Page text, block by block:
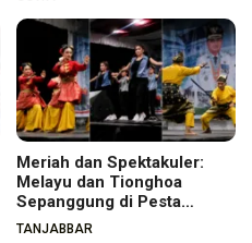
Meriah dan Spektakuler:
Melayu dan Tionghoa
Sepanggung di Pesta
Budaya Tanjabbar
TANJABBAR